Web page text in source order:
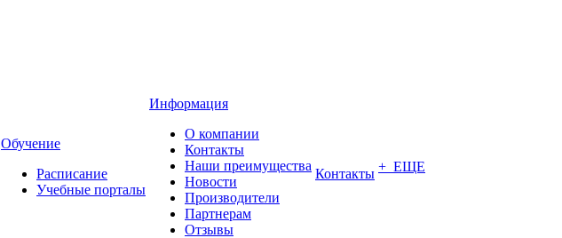
Обучение
Расписание
Учебные порталы
Информация
О компании
Контакты
Наши преимущества
Новости
Производители
Партнерам
Отзывы
Контакты + ЕЩЕ